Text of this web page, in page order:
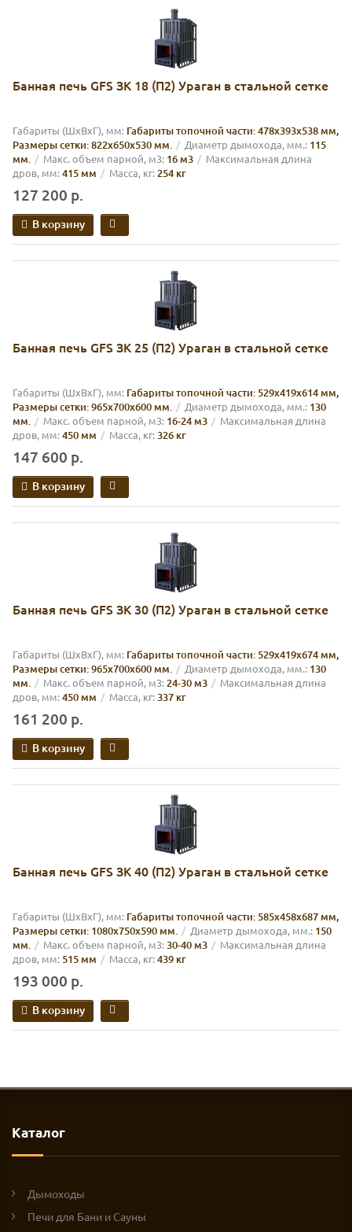
Банная печь GFS ЗК 18 (П2) Ураган в стальной сетке
Габариты (ШхВхГ), мм: Габариты топочной части: 478х393х538 мм,
Размеры сетки: 822х650х530 мм.
Диаметр дымохода, мм.: 115
мм.
Макс. объем парной, м3: 16 м3
Максимальная длина
дров, мм:415 мм Масса, кг:254 кг
127 200 р.
В корзину
Банная печь GFS ЗК 25 (П2) Ураган в стальной сетке
Габариты (ШхВхГ), мм: Габариты топочной части: 529х419х614 мм,
Размеры сетки: 965х700х600 мм.
Диаметр дымохода, мм.: 130
мм.
Макс. объем парной, м3: 16-24 м3
Максимальная длина
дров, мм:450 мм Масса, кг:326 кг
147 600 р.
В корзину
Банная печь GFS ЗК 30 (П2) Ураган в стальной сетке
Габариты (ШхВхГ), мм: Габариты топочной части: 529х419х674 мм,
Размеры сетки: 965х700х600 мм.
Диаметр дымохода, мм.: 130
мм.
Макс. объем парной, м3:24-30 м3
Максимальная длина
дров, мм:450 мм Масса, кг:337 кг
161 200 р.
В корзину
Банная печь GFS ЗК 40 (П2) Ураган в стальной сетке
Габариты (ШхВхГ), мм: Габариты топочной части: 585х458х687 мм,
Размеры сетки: 1080х750х590 мм.
Диаметр дымохода, мм.: 150
мм.
Макс. объем парной, м3:30-40 м3
Максимальная длина
дров, мм:515 мм Масса, кг:439 кг
193 000 р.
В корзину
Каталог
Дымоходы
Печи для Бани и Сауны